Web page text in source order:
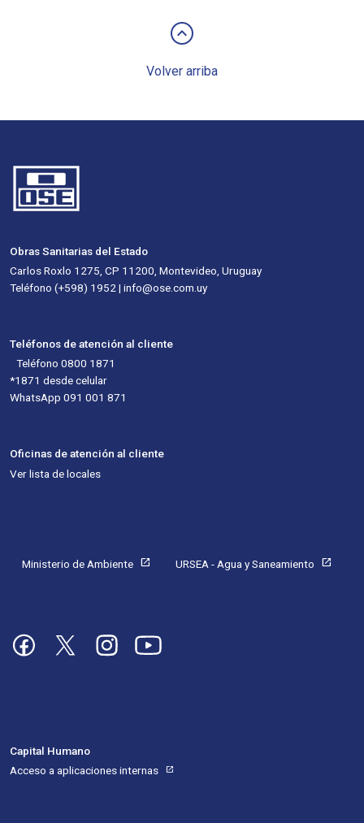
keyboard_arrow_up
Volver arriba
Obras Sanitarias del Estado
Carlos Roxlo 1275, CP 11200, Montevideo, Uruguay
Teléfono (+598) 1952 | info@ose.com.uy
Teléfonos de atención al cliente
Teléfono 0800 1871
*1871 desde celular
WhatsApp 091 001 871
Oficinas de atención al cliente
Ver lista de locales
Ministerio de Ambiente open_in_new URSEA - Agua y Saneamiento open_in_new
Imagen Imagen Imagen Imagen
Capital Humano
Acceso a aplicaciones internas
open_in_new